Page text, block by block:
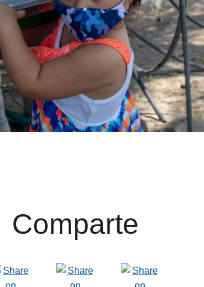
Comparte